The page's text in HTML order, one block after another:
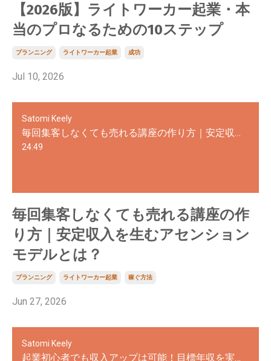
【2026版】ライトワーカー起業・本
当のプロなるための10ステップ
プランニング ライトワーカー起業 成功
Jul 10, 2026
Satomi Keely
24:49
毎回集客しなくても売れる講座の作
り方｜安定収入を生むアセンション
モデルとは？
プランニング ライトワーカー起業 稼ぐ方法
Jun 27, 2026
Satomi Keely